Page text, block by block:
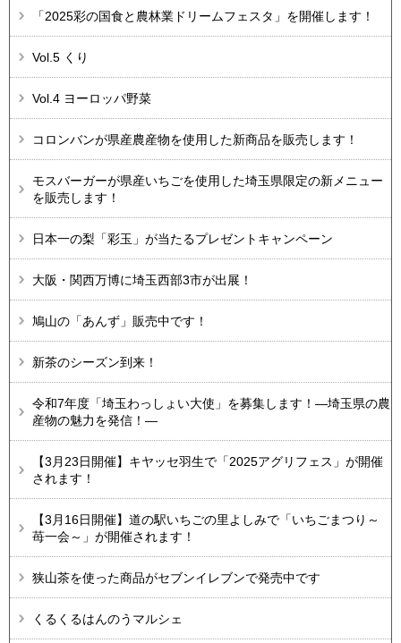
「2025彩の国食と農林業ドリームフェスタ」を開催します！
Vol.5 くり
Vol.4 ヨーロッパ野菜
コロンバンが県産農産物を使用した新商品を販売します！
モスバーガーが県産いちごを使用した埼玉県限定の新メニュー
を販売します！
日本一の梨「彩玉」が当たるプレゼントキャンペーン
大阪・関西万博に埼玉西部3市が出展！
鳩山の「あんず」販売中です！
新茶のシーズン到来！
令和7年度「埼玉わっしょい大使」を募集します！―埼玉県の農
産物の魅力を発信！―
【3月23日開催】キヤッセ羽生で「2025アグリフェス」が開催
されます！
【3月16日開催】道の駅いちごの里よしみで「いちごまつり～
苺一会～」が開催されます！
狭山茶を使った商品がセブンイレブンで発売中です
くるくるはんのうマルシェ